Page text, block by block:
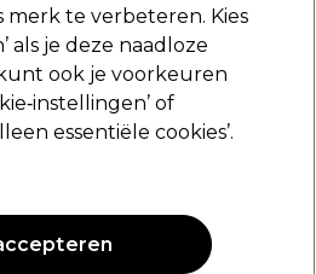
klein
merk te verbeteren. Kies
als je deze naadloze
ook je voorkeuren
of
essentiële cookies’.